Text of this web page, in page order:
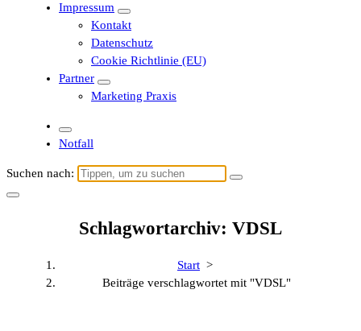
Impressum
Kontakt
Datenschutz
Cookie Richtlinie (EU)
Partner
Marketing Praxis
Notfall
Suchen nach:
Schlagwortarchiv: VDSL
Start >
Beiträge verschlagwortet mit "VDSL"